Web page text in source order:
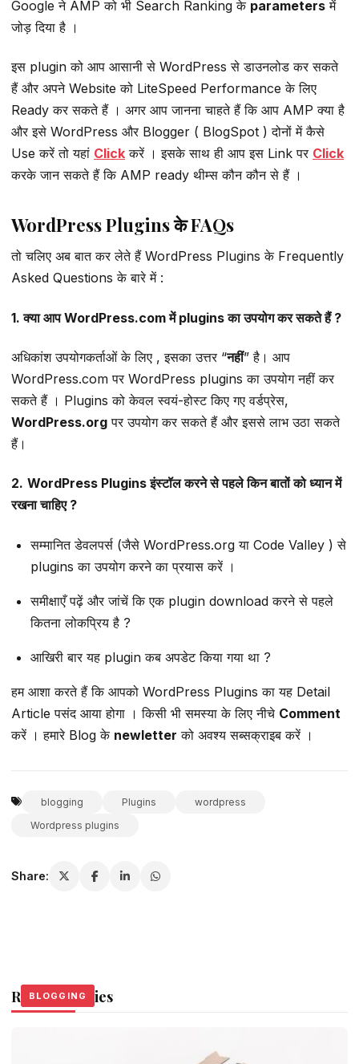
Google ने AMP को भी Search Ranking के parameters में
जोड़ दिया है ।
इस plugin को आप आसानी से WordPress से डाउनलोड कर सकते
हैं और अपने Website को LiteSpeed Performance के लिए
Ready कर सकते हैं । अगर आप जानना चाहते हैं कि आप AMP क्या है
और इसे WordPress और Blogger ( BlogSpot ) दोनों में कैसे
Use करें तो यहां Click करें । इसके साथ ही आप इस Link पर Click
करके जान सकते हैं कि AMP ready थीम्स कौन कौन से हैं ।
WordPress Plugins के FAQs
तो चलिए अब बात कर लेते हैं WordPress Plugins के Frequently
Asked Questions के बारे में :
1. क्या आप WordPress.com में plugins का उपयोग कर सकते हैं ?
अधिकांश उपयोगकर्ताओं के लिए , इसका उत्तर “नहीं” है। आप
WordPress.com पर WordPress plugins का उपयोग नहीं कर
सकते हैं । Plugins को केवल स्वयं-होस्ट किए गए वर्डप्रेस,
WordPress.org पर उपयोग कर सकते हैं और इससे लाभ उठा सकते
हैं।
2. WordPress Plugins इंस्टॉल करने से पहले किन बातों को ध्यान में
रखना चाहिए ?
सम्मानित डेवलपर्स (जैसे WordPress.org या Code Valley ) से
plugins का उपयोग करने का प्रयास करें ।
समीक्षाएँ पढ़ें और जांचें कि एक plugin download करने से पहले
कितना लोकप्रिय है ?
आखिरी बार यह plugin कब अपडेट किया गया था ?
हम आशा करते हैं कि आपको WordPress Plugins का यह Detail
Article पसंद आया होगा । किसी भी समस्या के लिए नीचे Comment
करें । हमारे Blog के newletter को अवश्य सब्सक्राइब करें ।
blogging Plugins
wordpress
Wordpress plugins
Share:
Related Stories
BLOGGING
BLOGGING
BLOGGING